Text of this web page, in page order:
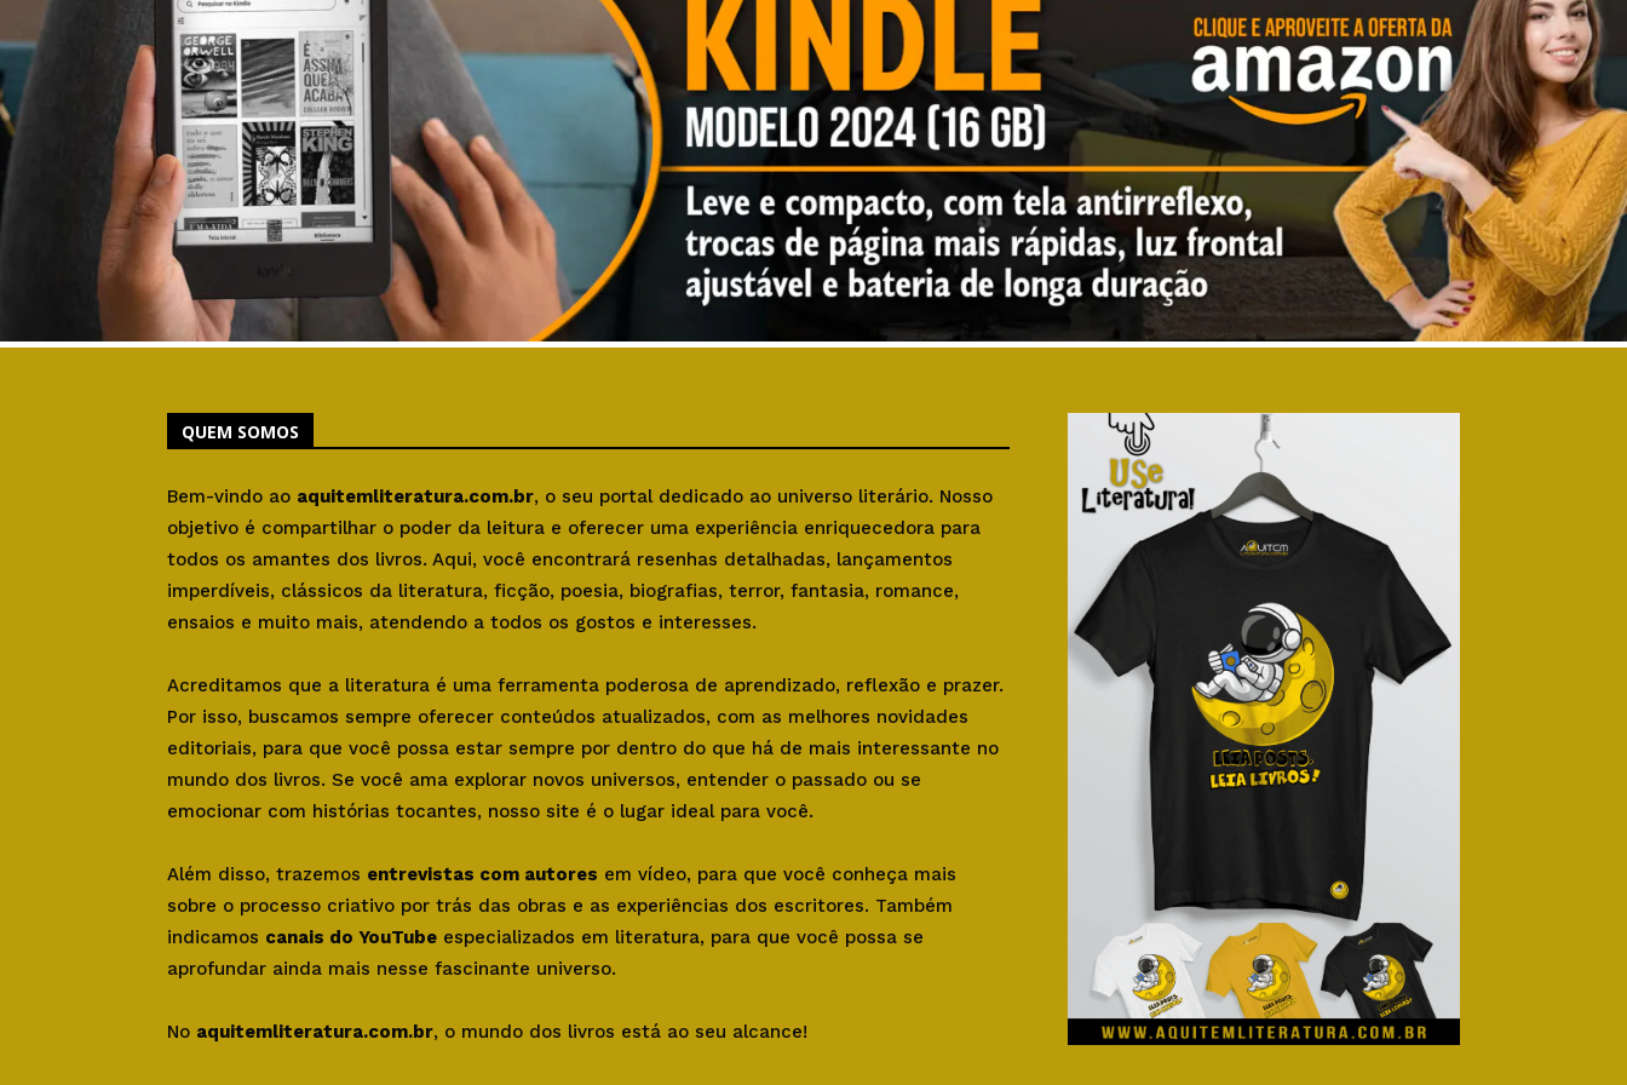
QUEM SOMOS
Bem-vindo ao aquitemliteratura.com.br, o seu portal dedicado ao universo literário. Nosso
objetivo é compartilhar o poder da leitura e oferecer uma experiência enriquecedora para
todos os amantes dos livros. Aqui, você encontrará resenhas detalhadas, lançamentos
imperdíveis, clássicos da literatura, ficção, poesia, biografias, terror, fantasia, romance,
ensaios e muito mais, atendendo a todos os gostos e interesses.
Acreditamos que a literatura é uma ferramenta poderosa de aprendizado, reflexão e prazer.
Por isso, buscamos sempre oferecer conteúdos atualizados, com as melhores novidades
editoriais, para que você possa estar sempre por dentro do que há de mais interessante no
mundo dos livros. Se você ama explorar novos universos, entender o passado ou se
emocionar com histórias tocantes, nosso site é o lugar ideal para você.
Além disso, trazemos entrevistas com autores em vídeo, para que você conheça mais
sobre o processo criativo por trás das obras e as experiências dos escritores. Também
indicamos canais do YouTube especializados em literatura, para que você possa se
aprofundar ainda mais nesse fascinante universo.
No aquitemliteratura.com.br, o mundo dos livros está ao seu alcance!